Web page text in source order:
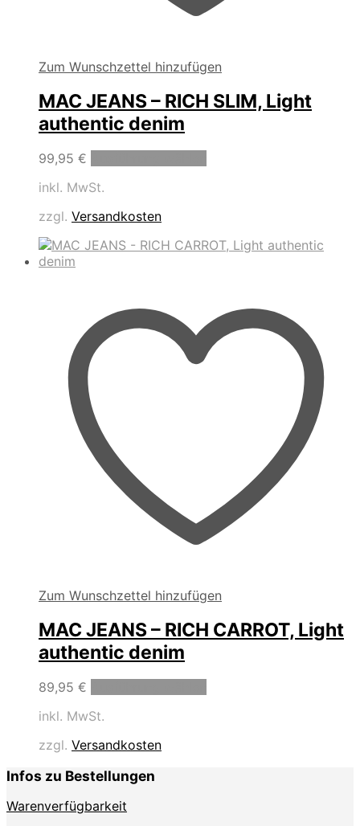
Zum Wunschzettel hinzufügen
MAC JEANS – RICH SLIM, Light
authentic denim
99,95 €
auf.
Die
der
Produktseite
gewählt
inkl. MwSt.
zzgl. Versandkosten
Zum Wunschzettel hinzufügen
MAC JEANS – RICH CARROT, Light
authentic denim
89,95 €
inkl. MwSt.
zzgl. Versandkosten
Infos zu Bestellungen
Warenverfügbarkeit